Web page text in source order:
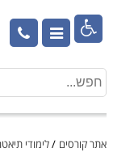

אתר קורסים /לימודי